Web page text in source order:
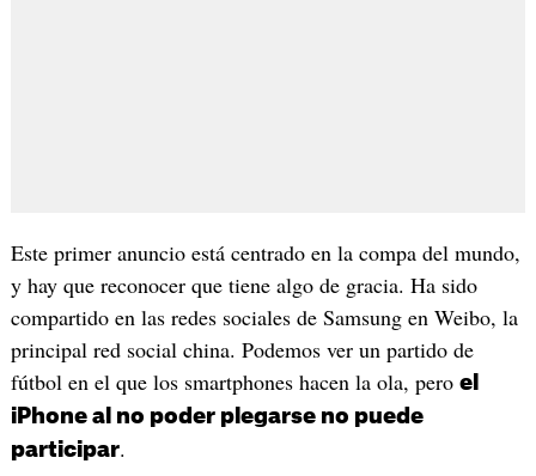
Este primer anuncio está centrado en la compa del mundo,
y hay que reconocer que tiene algo de gracia. Ha sido
compartido en las redes sociales de Samsung en Weibo, la
principal red social china. Podemos ver un partido de
fútbol en el que los smartphones hacen la ola, pero el
iPhone al no poder plegarse no puede
participar.